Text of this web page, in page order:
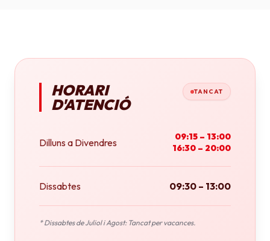
HORARI
D'ATENCIÓ
TANCAT
Dilluns a Divendres
09:15 – 13:00
16:30 – 20:00
Dissabtes 09:30 – 13:00
* Dissabtes de Juliol i Agost: Tancat per vacances.